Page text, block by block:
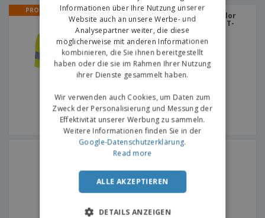
PROMO
Technisches T-Shirt Bicolor
mit hoher Sichtbarkeit | T-
Shirt, Signalfarb
Yoko | 2-Band-Fluo-
Sicherheitsweste
Informationen über Ihre Nutzung unserer
Website auch an unsere Werbe- und
Analysepartner weiter, die diese
möglicherweise mit anderen Informationen
kombinieren, die Sie ihnen bereitgestellt
haben oder die sie im Rahmen Ihrer Nutzung
ihrer Dienste gesammelt haben.
Wir verwenden auch Cookies, um Daten zum
Zweck der Personalisierung und Messung der
Effektivität unserer Werbung zu sammeln.
Weitere Informationen finden Sie in der
Google-Datenschutzerklärung.
Read more
ALLE AKZEPTIEREN
DETAILS ANZEIGEN